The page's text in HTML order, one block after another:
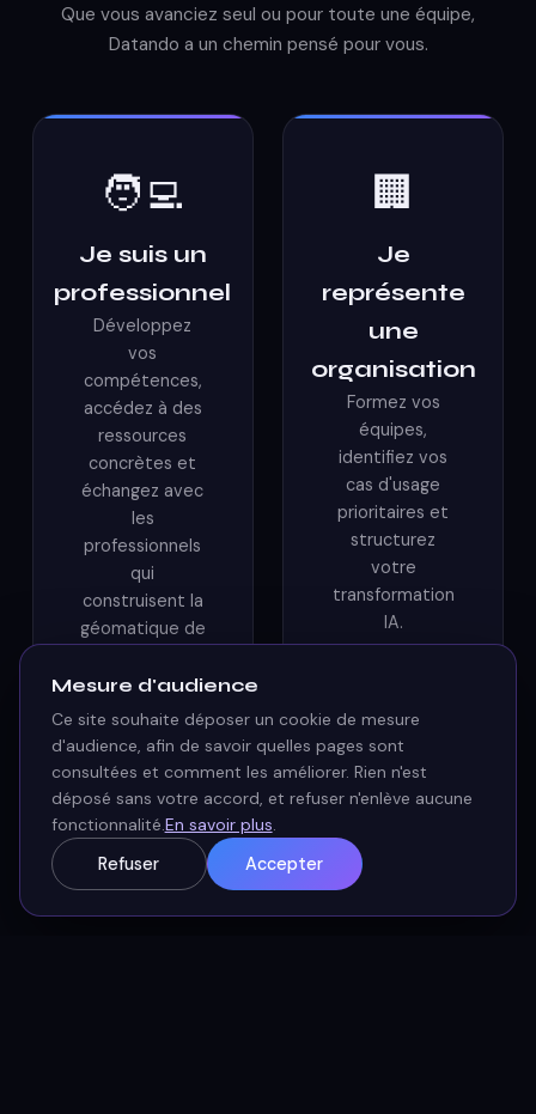
Que vous avanciez seul ou pour toute une équipe,
Datando a un chemin pensé pour vous.
🧑‍💻
Je suis un
professionnel
Développez
vos
compétences,
accédez à des
ressources
concrètes et
échangez avec
les
professionnels
qui
construisent la
géomatique de
Découvrir la
communauté
→
🏢
Je
représente
une
organisation
Formez vos
équipes,
identifiez vos
cas d'usage
prioritaires et
structurez
votre
transformation
IA.
nos
solutions
→
Mesure d'audience
Ce site souhaite déposer un cookie de mesure
d'audience, afin de savoir quelles pages sont
consultées et comment les améliorer. Rien n'est
déposé sans votre accord, et refuser n'enlève aucune
fonctionnalité.En savoir plus.
Refuser
Accepter